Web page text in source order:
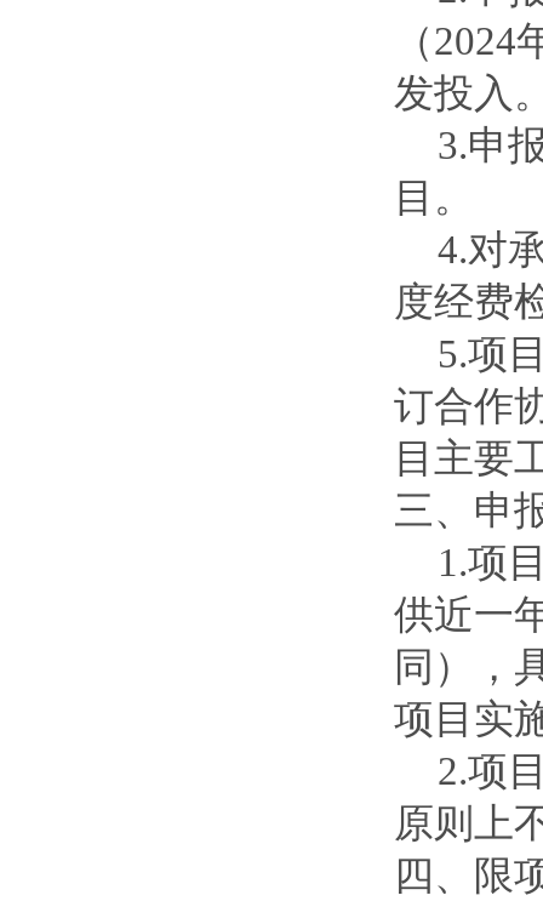
（
发投入
3.申
目。
4.对
度经费
5.项
订合作
目主要
三、申
1.项
供近一
同），
项目实
2.项
原则上
四、限